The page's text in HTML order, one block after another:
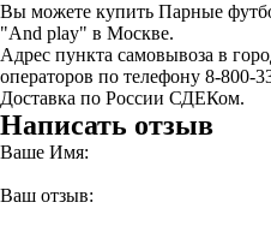
Вы можете купить Парные
"And play" в Москве.
Адрес пункта самовывоза в
операторов по телефону 8-800-
Доставка по России СДЕКом.
Написать отзыв
Ваше Имя:
Ваш отзыв: